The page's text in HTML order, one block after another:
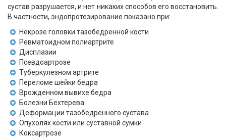
сустав разрушается, и нет никаких способов его восстановить.
В частности, эндопротезирование показано при:
Некрозе головки тазобедренной кости
Ревматоидном полиартрите
Дисплазии
Псевдоартрозе
Туберкулезном артрите
Переломе шейки бедра
Врожденном вывихе бедра
Болезни Бехтерева
Деформации тазобедренного сустава
Опухолях кости или суставной сумки
Коксартрозе